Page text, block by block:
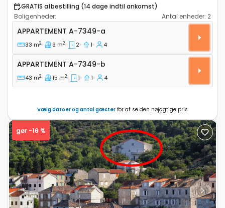
GRATIS afbestilling (14 dage indtil ankomst)
Boligenheder:
Antal enheder: 2
Toværelses lejlighed Pjescana Uvala, Pula A-7349-a
APPARTEMENT A-7349-a
33 m2 9 m2 2 1 4
Appartement A-7349-b
APPARTEMENT A-7349-b
43 m2 15 m2 1 1 4
Vælg datoer og antal gæster for at se den nøjagtige pris
Previous Next
gør -16 %